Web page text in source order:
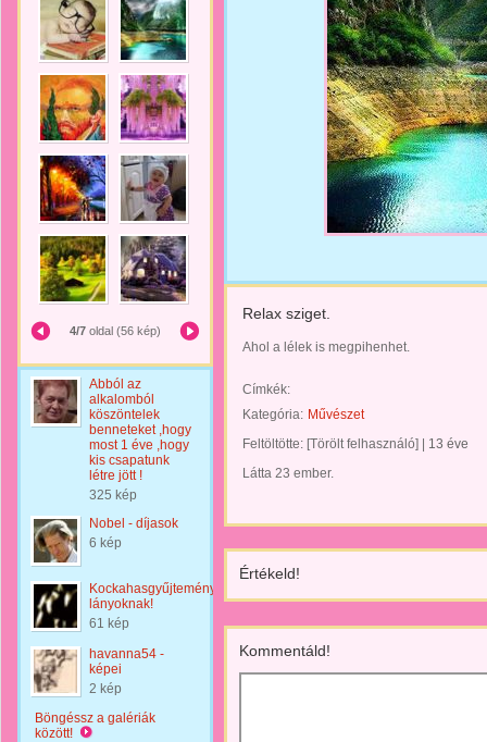
4/7 oldal (56 kép)
Abból az
alkalomból
köszöntelek
benneteket ,hogy
most 1 éve ,hogy
kis csapatunk
létre jött !
325 kép
Nobel - díjasok
6 kép
Kockahasgyűjtemény
lányoknak!
61 kép
havanna54 -
képei
2 kép
Böngéssz a galériák
között!
Relax sziget.
Ahol a lélek is megpihenhet.
Címkék:
Kategória: Művészet
Feltöltötte: [Törölt felhasználó]
13 éve
Látta 23 ember.
Értékeld!
Kommentáld!